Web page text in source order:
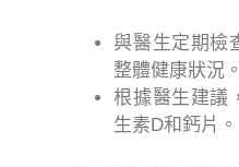
與醫生定期檢
整體健康狀況。
根據醫生建議
生素D和鈣片。